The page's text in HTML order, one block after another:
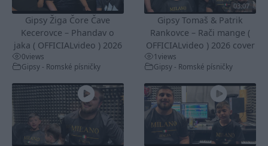
Gipsy Žiga Čore Čave
Kecerovce – Phandav o
jaka ( OFFICIALvideo ) 2026
0views
Gipsy - Romské písničky
03:07
Gipsy Tomaš & Patrik
Rankovce – Rači mange (
OFFICIALvideo ) 2026 cover
1views
Gipsy - Romské písničky